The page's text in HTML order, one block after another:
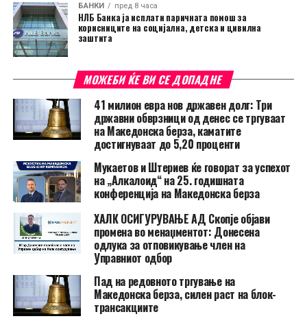
БАНКИ пред 8 часа
НЛБ Банка ја исплати паричната помош за
корисниците на социјална, детска и цивилна
заштита
МОЖЕБИ ЌЕ ВИ СЕ ДОПАДНЕ
41 милион евра нов државен долг: Три
државни обврзници од денес се тргуваат
на Македонска берза, каматите
достигнуваат до 5,20 проценти
Мукаетов и Штериев ќе говорат за успехот
на „Алкалоид“ на 25. годишната
конференција на Македонска берза
ХАЛК ОСИГУРУВАЊЕ АД Скопје објави
промена во менаџментот: Донесена
одлука за отповикување член на
Управниот одбор
Пад на редовното тргување на
Македонска берза, силен раст на блок-
трансакциите